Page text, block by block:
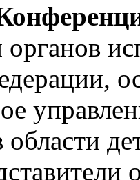
органов